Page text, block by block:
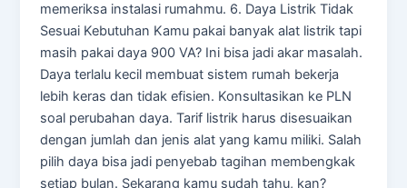
memeriksa instalasi rumahmu. 6. Daya Listrik Tidak
Sesuai Kebutuhan Kamu pakai banyak alat listrik tapi
masih pakai daya 900 VA? Ini bisa jadi akar masalah.
Daya terlalu kecil membuat sistem rumah bekerja
lebih keras dan tidak efisien. Konsultasikan ke PLN
soal perubahan daya. Tarif listrik harus disesuaikan
dengan jumlah dan jenis alat yang kamu miliki. Salah
pilih daya bisa jadi penyebab tagihan membengkak
setiap bulan. Sekarang kamu sudah tahu, kan?